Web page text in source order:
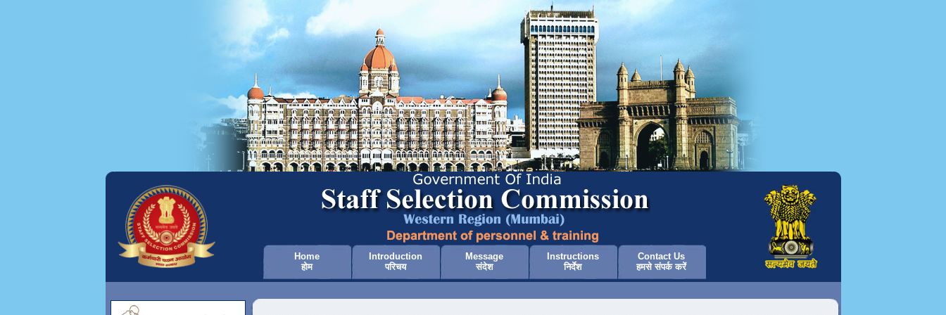
Home
होम
Introduction
परिचय
Message
संदेश
Instructions
निर्देश
Contact Us
हमसे संपर्क करें